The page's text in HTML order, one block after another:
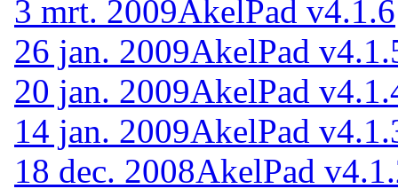
3 mrt. 2009AkelPad v4.1.6
26 jan. 2009AkelPad
20 jan. 2009AkelPad
14 jan. 2009AkelPad
18 dec. 2008AkelPad